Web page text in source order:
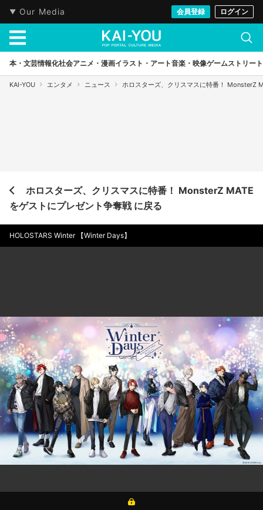
Our Media 会員登録 ログイン
本・文芸情報化社会アニメ・漫画イラスト・アート音楽・映像ゲームストリート
KAI-YOU エンタメ ニュース ホロスターズ、クリスマスに特番！ MonsterZ
ホロスターズ、クリスマスに特番！ MonsterZ MATE
をゲストにプレゼント争奪戦 に戻る
HOLOSTARS Winter 【Winter Days】